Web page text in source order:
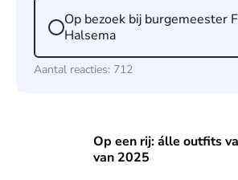
Op bezoek bij burgemeester
Halsema
Aantal reacties: 712
Op een rij: álle outfits
van 2025
Op een rij: álle outfits van prinses